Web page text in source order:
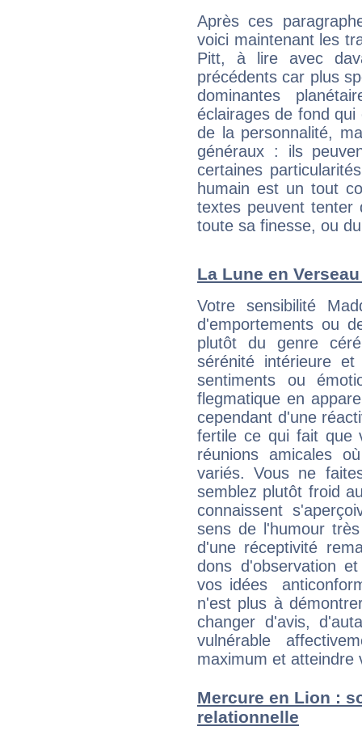
Après ces
voici maintenant les
Pitt, à lire avec
précédents car plus
dominantes
éclairages de fond
de la personnalité,
généraux : ils
certaines
humain est un tout
textes peuvent tenter
toute sa finesse, ou
La Lune en
Votre sensibilité
d'emportements ou
plutôt du genre
sérénité intérieure
sentiments ou
flegmatique en
cependant d'une
fertile ce qui fait que
réunions amicales
variés. Vous ne
semblez plutôt froid
connaissent
sens de l'humour
d'une réceptivité
dons d'observation
vos idées
n'est plus à
changer d'avis,
vulnérable
maximum et atteindre
Mercure en Lion :
relationnelle